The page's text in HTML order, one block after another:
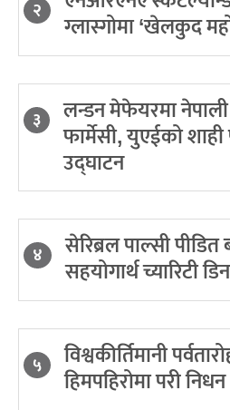
२ ग्लास्गोमा ‘खेलकुद
३ लन्डन मेफेयरमा
फार्मेसी, युएईको
उद्घाटन
४ सेरिब्रल पाल्सी
सहयोगार्थ च्यारिटी
५ विश्वकीर्तिमानी
हिमपहिरोमा परी निधन